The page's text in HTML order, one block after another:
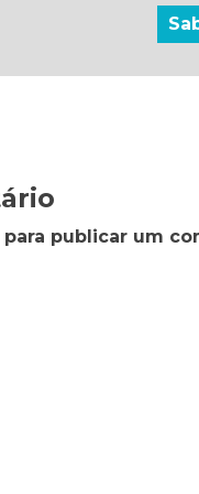
para publicar um